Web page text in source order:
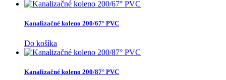
Kanalizačné koleno 200/67° PVC
Do košíka
Kanalizačné koleno 200/87° PVC